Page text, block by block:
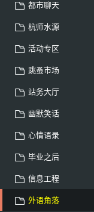
都市聊天
杭师水源
活动专区
跳蚤市场
站务大厅
幽默笑话
心情语录
毕业之后
信息工程
外语角落